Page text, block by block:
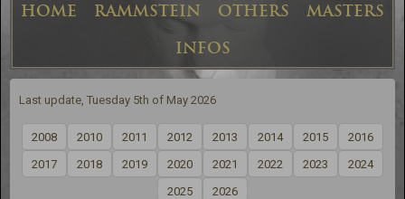
HOME RAMMSTEIN OTHERS
MASTERS
INFOS
Last update, Tuesday 5th of May 2026
2008 2010 2011 2012 2013 2014 2015
2016
2017
2018 2019 2020 2021 2022 2023
2024
2025
2026